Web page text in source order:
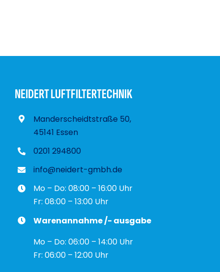
NEIDERT LUFTFILTERTECHNIK
Manderscheidtstraße 50,
45141 Essen
0201 294800
info@neidert-gmbh.de
Mo – Do: 08:00 – 16:00 Uhr
Fr: 08:00 – 13:00 Uhr
Warenannahme /- ausgabe
Mo – Do: 06:00 – 14:00 Uhr
Fr: 06:00 – 12:00 Uhr